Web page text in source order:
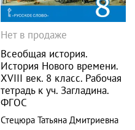
Нет в продаже
Всеобщая история.
История Нового времени.
XVIII век. 8 класс. Рабочая
тетрадь к уч. Загладина.
ФГОС
Стецюра Татьяна Дмитриевна